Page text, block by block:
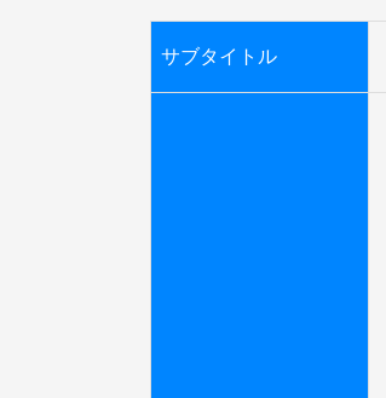
サブタイトル